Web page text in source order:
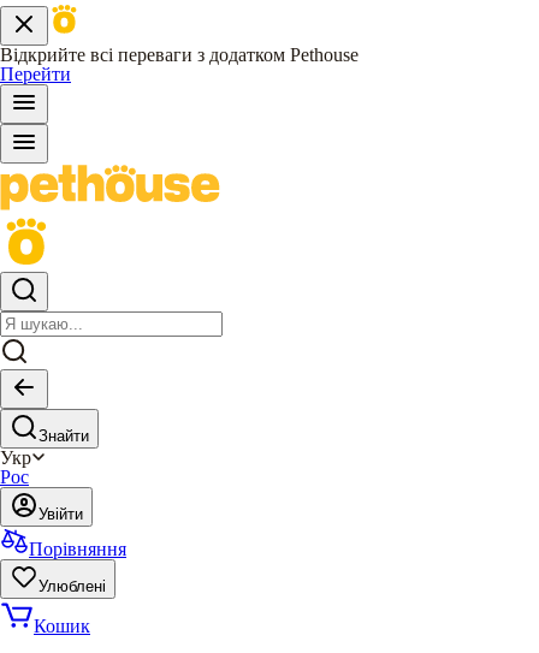
Відкрийте всі переваги з додатком Pethouse
Перейти
Знайти
Укр
Рос
Увійти
Порівняння
Улюблені
Кошик